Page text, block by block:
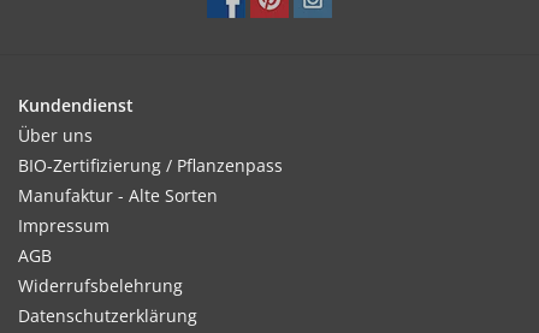
Kundendienst
Über uns
BIO-Zertifizierung / Pflanzenpass
Manufaktur - Alte Sorten
Impressum
AGB
Widerrufsbelehrung
Datenschutzerklärung